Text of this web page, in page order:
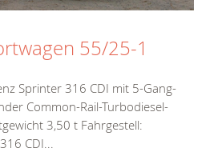
55/25-1
Sprinter 316 CDI mit 5-Gang-
Common-Rail-Turbodiesel-
3,50 t Fahrgestell:
CDI...